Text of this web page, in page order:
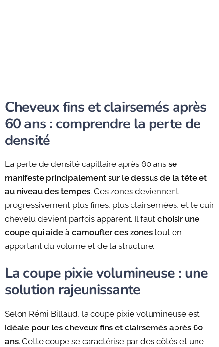
Cheveux fins et clairsemés après
60 ans : comprendre la perte de
densité
La perte de densité capillaire après 60 ans se
manifeste principalement sur le dessus de la tête et
au niveau des tempes. Ces zones deviennent
progressivement plus fines, plus clairsemées, et le cuir
chevelu devient parfois apparent. Il faut choisir une
coupe qui aide à camoufler ces zones tout en
apportant du volume et de la structure.
La coupe pixie volumineuse : une
solution rajeunissante
Selon Rémi Billaud, la coupe pixie volumineuse est
idéale pour les cheveux fins et clairsemés après 60
ans. Cette coupe se caractérise par des côtés et une